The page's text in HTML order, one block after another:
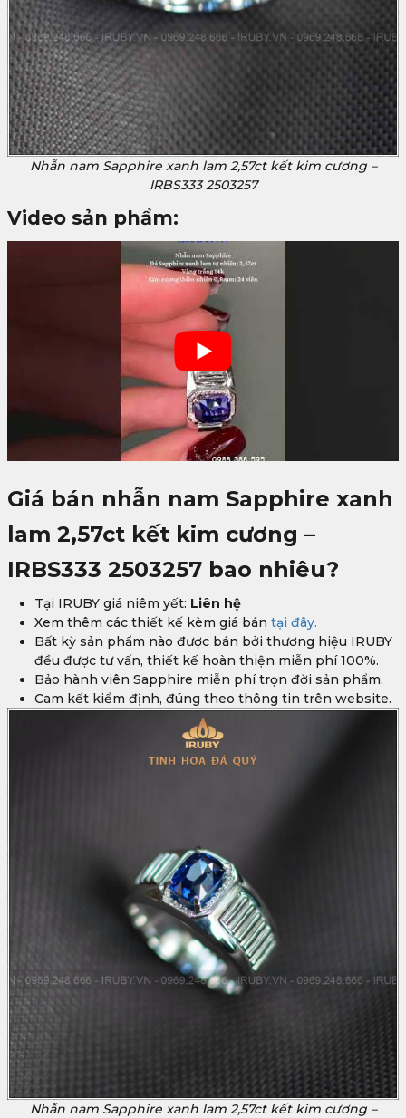
Nhẫn nam Sapphire xanh lam 2,57ct kết kim cương –
IRBS333 2503257
Video sản phẩm:
Giá bán nhẫn nam Sapphire xanh
lam 2,57ct kết kim cương –
IRBS333 2503257 bao nhiêu?
Tại IRUBY giá niêm yết: Liên hệ
Xem thêm các thiết kế kèm giá bán tại đây.
Bất kỳ sản phẩm nào được bán bởi thương hiệu IRUBY
đều được tư vấn, thiết kế hoàn thiện miễn phí 100%.
Bảo hành viên Sapphire miễn phí trọn đời sản phẩm.
Cam kết kiểm định, đúng theo thông tin trên website.
Nhẫn nam Sapphire xanh lam 2,57ct kết kim cương –